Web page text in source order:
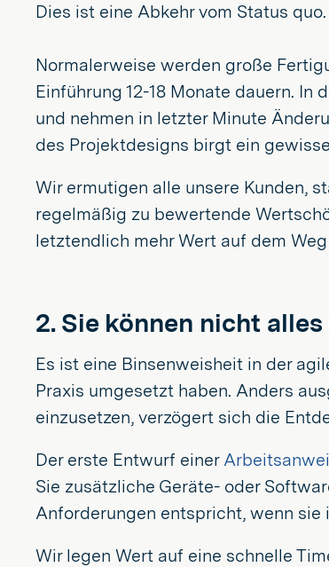
Dies ist eine Abkehr vom Status quo.
Normalerweise werden große
Einführung 12-18 Monate dauern.
und nehmen in letzter Minute
des Projektdesigns birgt ein
Wir ermutigen alle unsere Kunden,
regelmäßig zu bewertende
letztendlich mehr Wert auf dem
2. Sie können nicht
Es ist eine Binsenweisheit in der
Praxis umgesetzt haben. Anders
einzusetzen, verzögert sich die
Der erste Entwurf einer
Sie zusätzliche Geräte- oder
Anforderungen entspricht, wenn
Wir legen Wert auf eine schnelle